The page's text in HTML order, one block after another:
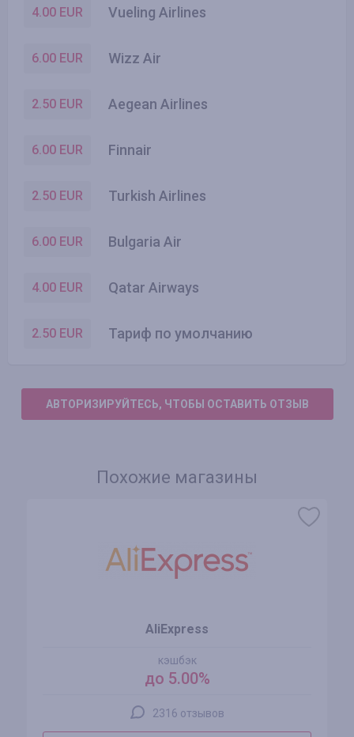
4.00 EUR Vueling Airlines
6.00 EUR Wizz Air
2.50 EUR Aegean Airlines
6.00 EUR Finnair
2.50 EUR Turkish Airlines
6.00 EUR Bulgaria Air
4.00 EUR Qatar Airways
2.50 EUR Тариф по умолчанию
АВТОРИЗИРУЙТЕСЬ, ЧТОБЫ ОСТАВИТЬ ОТЗЫВ
Похожие магазины
AliExpress
кэшбэк
до 5.00%
2316 отзывов